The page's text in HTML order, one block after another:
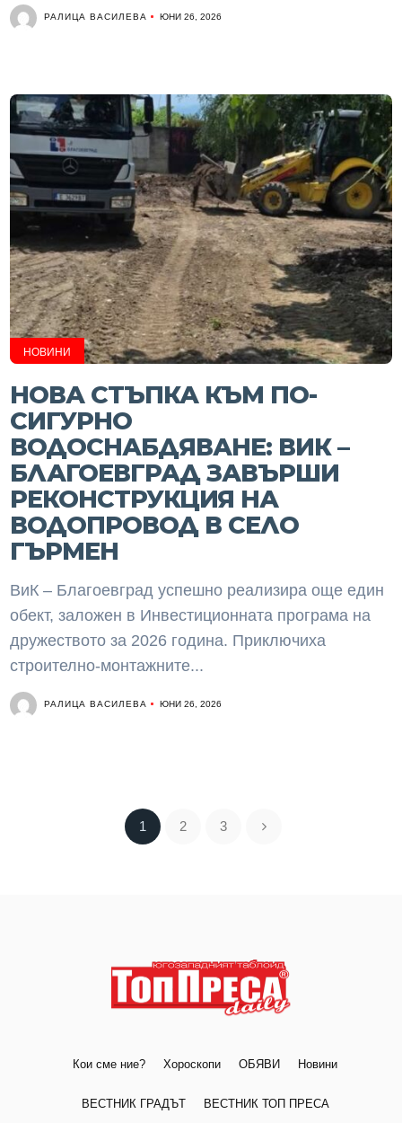
РАЛИЦА ВАСИЛЕВА ЮНИ 26, 2026
НОВИНИ
НОВА СТЪПКА КЪМ ПО-
СИГУРНО
ВОДОСНАБДЯВАНЕ: ВИК –
БЛАГОЕВГРАД ЗАВЪРШИ
РЕКОНСТРУКЦИЯ НА
ВОДОПРОВОД В СЕЛО
ГЪРМЕН
ВиК – Благоевград успешно реализира още един
обект, заложен в Инвестиционната програма на
дружеството за 2026 година. Приключиха
строително-монтажните...
РАЛИЦА ВАСИЛЕВА ЮНИ 26, 2026
1 2 3
Кои сме ние? Хороскопи ОБЯВИ Новини
ВЕСТНИК ГРАДЪТ ВЕСТНИК ТОП ПРЕСА